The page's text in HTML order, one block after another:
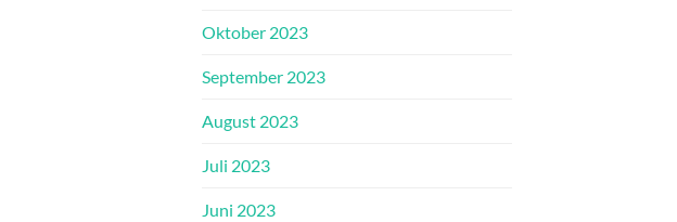
Oktober 2023
September 2023
August 2023
Juli 2023
Juni 2023